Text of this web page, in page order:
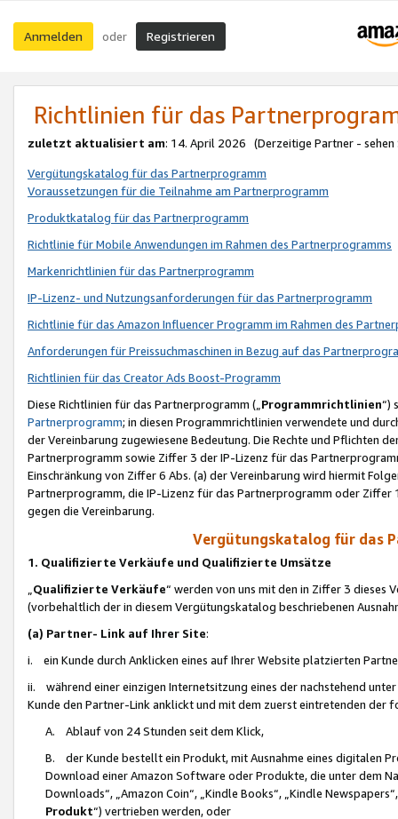
Anmelden oder Registrieren
Richtlinien für das
zuletzt aktualisiert am: 14. April 2026 (Derzeitige Partner - sehen
Vergütungskatalog für das Partnerprogramm
Voraussetzungen für die Teilnahme am Partnerprogramm
Produktkatalog für das Partnerprogramm
Richtlinie für Mobile Anwendungen im Rahmen des Partnerprogramms
Markenrichtlinien für das Partnerprogramm
IP-Lizenz- und Nutzungsanforderungen für das Partnerprogramm
Richtlinie für das Amazon Influencer Programm im Rahmen des
Anforderungen für Preissuchmaschinen in Bezug auf das
Richtlinien für das Creator Ads Boost-Programm
Diese Richtlinien für das Partnerprogramm („Programmrichtlinien“)
Partnerprogramm; in diesen Programmrichtlinien verwendete und
der Vereinbarung zugewiesene Bedeutung. Die Rechte und Pflichten
Partnerprogramm sowie Ziffer 3 der IP-Lizenz für das
Einschränkung von Ziffer 6 Abs. (a) der Vereinbarung wird hiermit
Partnerprogramm, die IP-Lizenz für das Partnerprogramm oder
gegen die Vereinbarung.
Vergütungskatalog für das
1. Qualifizierte Verkäufe und Qualifizierte Umsätze
Qualifizierte Verkäufe“ werden von uns mit den in Ziffer 3
(vorbehaltlich der in diesem Vergütungskatalog beschriebenen
(a) Partner- Link auf Ihrer Site:
i. ein Kunde durch Anklicken eines auf Ihrer Website platzierten
ii. während einer einzigen Internetsitzung eines der nachstehend
Kunde den Partner-Link anklickt und mit dem zuerst eintretenden der
A. Ablauf von 24 Stunden seit dem Klick,
B. der Kunde bestellt ein Produkt, mit Ausnahme eines digitalen
Download einer Amazon Software oder Produkte, die unter dem
Downloads“, „Amazon Coin“, „Kindle Books“, „Kindle
Produkt“) vertrieben werden, oder